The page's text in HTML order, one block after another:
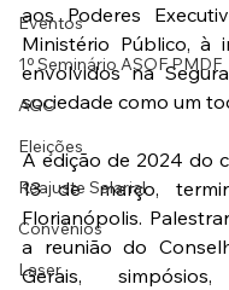
Eventos
1º Seminário ASOF PMDF
AGO
Eleições
Reajuste Salarial
Convênios
Laser
aos Poderes
Ministério Público, à
envolvidos na
sociedade como um
A edição de 2024 do
13 de março,
Florianópolis.
a reunião do
Gerais,